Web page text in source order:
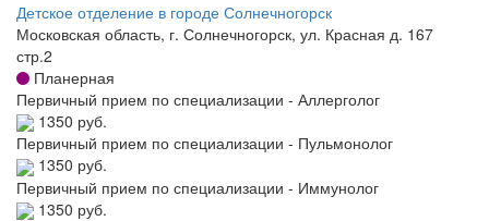
Детское отделение в городе Солнечногорск
Московская область, г. Солнечногорск, ул. Красная д. 167
стр.2
Планерная
Первичный прием по специализации - Аллерголог
1350 руб.
Первичный прием по специализации - Пульмонолог
1350 руб.
Первичный прием по специализации - Иммунолог
1350 руб.